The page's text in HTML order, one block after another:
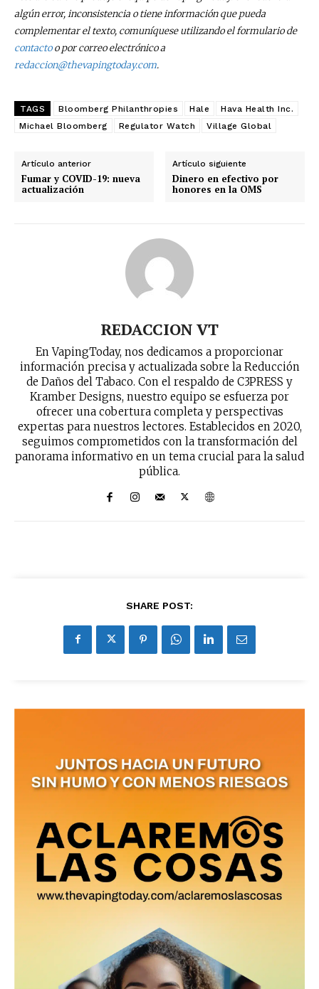
algún error, inconsistencia o tiene información que pueda
complementar el texto, comuníquese utilizando el formulario de
contactoo por correo electrónico a
redaccion@thevapingtoday.com.
TAGS Bloomberg Philanthropies Hale
Hava Health Inc.
Michael Bloomberg
Regulator Watch Village Global
Artículo anterior
Fumar y COVID-19: nueva
actualización
Artículo siguiente
Dinero en efectivo por
honores en la OMS
REDACCION VT
En VapingToday, nos dedicamos a proporcionar
información precisa y actualizada sobre la Reducción
de Daños del Tabaco. Con el respaldo de C3PRESS y
Kramber Designs, nuestro equipo se esfuerza por
ofrecer una cobertura completa y perspectivas
expertas para nuestros lectores. Establecidos en 2020,
seguimos comprometidos con la transformación del
panorama informativo en un tema crucial para la salud
pública.
SHARE POST: